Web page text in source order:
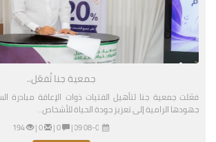
جمعية جنا تُفعّل..
فعّلت جمعية جنا لتأهيل الفتيات ذوات الإعاقة
جهودها الرامية إلى تعزيز جودة الحياة للأشخاص..
08-01-2026 03:09 مساءً |
0 |
0 |
194